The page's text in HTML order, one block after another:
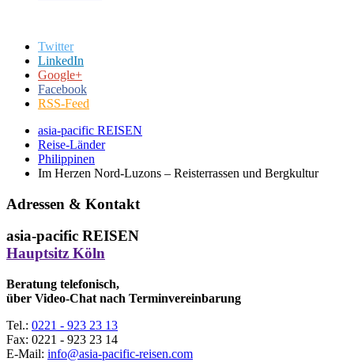
Twitter
LinkedIn
Google+
Facebook
RSS-Feed
asia-pacific REISEN
Reise-Länder
Philippinen
Im Herzen Nord-Luzons – Reisterrassen und Bergkultur
Adressen & Kontakt
asia-pacific REISEN
Hauptsitz Köln
Beratung telefonisch,
über Video-Chat nach Terminvereinbarung
Tel.: 0221 - 923 23 13
Fax: 0221 - 923 23 14
E-Mail: info@asia-pacific-reisen.com